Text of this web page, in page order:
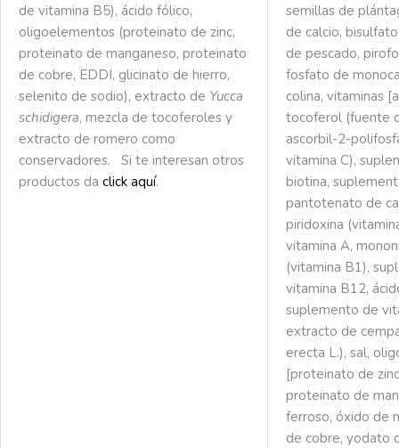
de vitamina B5), ácido fólico,
oligoelementos (proteinato de zinc,
proteinato de manganeso, proteinato
de cobre, EDDI, glicinato de hierro,
selenito de sodio), extracto de Yucca
schidigera, mezcla de tocoferoles y
extracto de romero como
conservadores. Si te interesan otros
productos da click aquí.
semillas de
de calcio,
de pescado,
fosfato de
colina, vitaminas
tocoferol (fuente
ascorbil-2-
vitamina C),
biotina,
pantotenato de
piridoxina
vitamina A,
(vitamina B1),
vitamina B12,
suplemento de
extracto de
erecta L.), sal,
[proteinato de
proteinato de
ferroso, óxido de
de cobre, yodato